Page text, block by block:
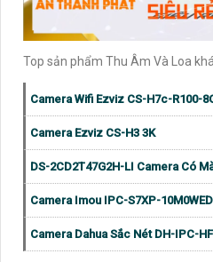
Top sản phẩm Thu Âm Và Loa
Camera Wifi Ezviz CS-H7c-R100-
Camera Ezviz CS-H3 3K
DS-2CD2T47G2H-LI Camera Có
Camera Imou IPC-S7XP-10M0WED
Camera Dahua Sắc Nét DH-IPC-